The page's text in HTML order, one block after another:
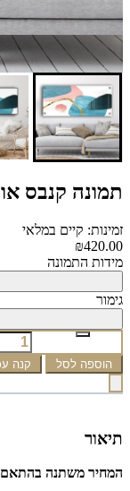
תמונה קנבס או
זמינות: קיים במלאי
₪420.00
מידות התמונה
גימור
הוספה לסל קנה
תיאור
המחיר משתנה בהתאם